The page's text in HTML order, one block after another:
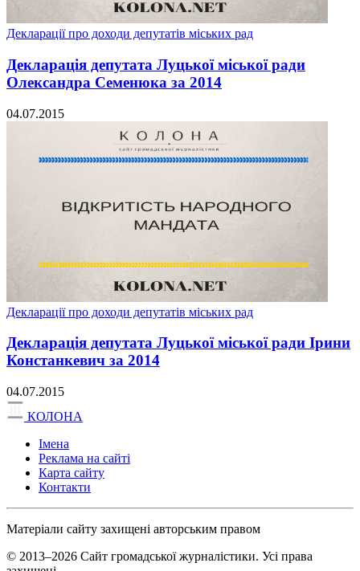
Декларації про доходи депутатів міських рад
Декларація депутата Луцької міської ради
Олександра Семенюка за 2014
04.07.2015
Декларації про доходи депутатів міських рад
Декларація депутата Луцької міської ради Ірини
Констанкевич за 2014
04.07.2015
КОЛОНА
Імена
Реклама на сайті
Карта сайту
Контакти
Матеріали сайту захищені авторським правом
© 2013–2026 Сайт громадської журналістики. Усі права